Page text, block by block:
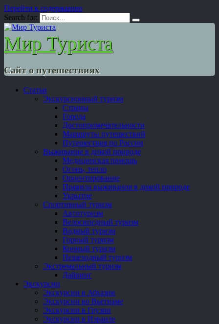
Перейти к содержанию
Search for:
Мир Туриста
Сайт о путешествиях
Статьи
Экскурсионный туризм
Страны
Города
Достопримечательности
Маршруты путешествий
Путешествия по России
Выживание в дикой природе
Медицинская помощь
Огонь, тепло
Ориентирование
Правила выживания в дикой природе
Укрытие
Спортивный туризм
Автотуризм
Велосипедный туризм
Водный туризм
Горный туризм
Конный туризм
Пешеходный туризм
Экстремальный туризм
Дайвинг
Экскурсии
Экскурсии в Абхазии
Экскурсии во Вьетнаме
Экскурсии в Грузии
Экскурсии в Израиле